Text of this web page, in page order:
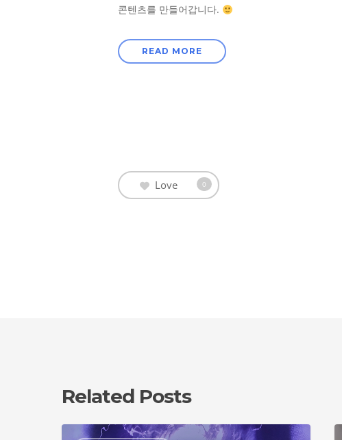
콘텐츠를 만들어갑니다.
READ MORE
Love 0
Related Posts